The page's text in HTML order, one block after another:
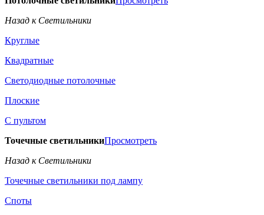
Назад к Светильники
Круглые
Квадратные
Светодиодные потолочные
Плоские
С пультом
Точечные светильникиПросмотреть
Назад к Светильники
Точечные светильники под лампу
Споты